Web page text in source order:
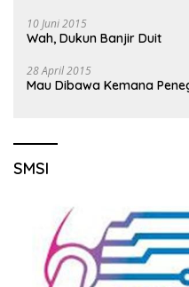
10 Juni 2015
Wah, Dukun Banjir Duit
28 April 2015
Mau Dibawa Kemana
SMSI